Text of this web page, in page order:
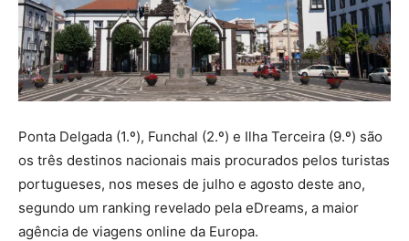
Ponta Delgada (1.º), Funchal (2.º) e Ilha Terceira (9.º) são
os três destinos nacionais mais procurados pelos turistas
portugueses, nos meses de julho e agosto deste ano,
segundo um ranking revelado pela eDreams, a maior
agência de viagens online da Europa.